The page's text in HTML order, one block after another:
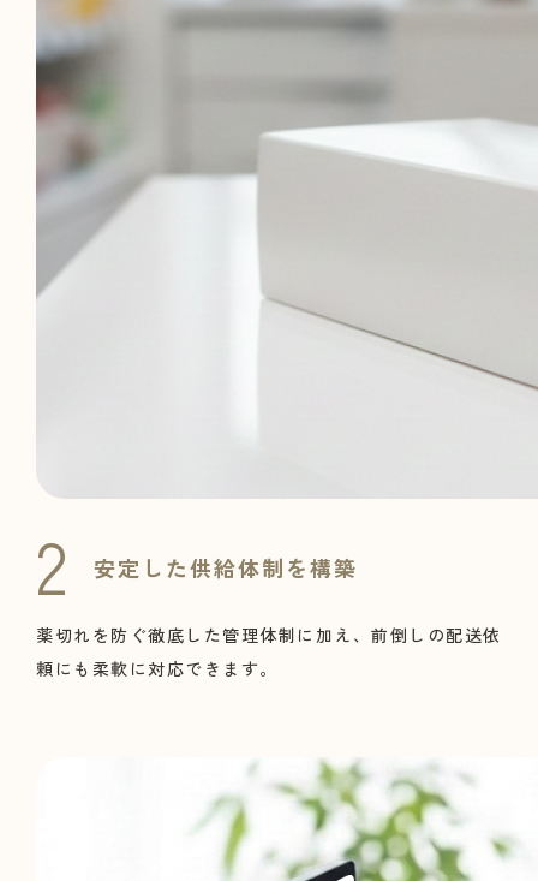
安定した供給体制を構築
薬切れを防ぐ徹底した管理体制に加え、前倒しの配送依
頼にも柔軟に対応できます。